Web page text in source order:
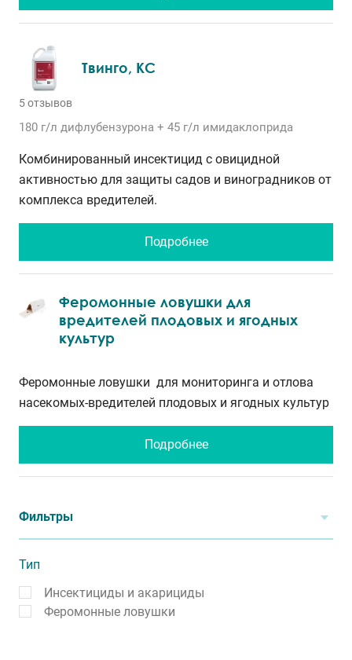
Твинго, КС
5 отзывов
180 г/л дифлубензурона + 45 г/л имидаклоприда
Комбинированный инсектицид с овицидной
активностью для защиты садов и виноградников от
комплекса вредителей.
Подробнее
Феромонные ловушки для
вредителей плодовых и ягодных
культур
Феромонные ловушки для мониторинга и отлова
насекомых-вредителей плодовых и ягодных культур
Подробнее
Фильтры
Тип
Инсектициды и акарициды
Феромонные ловушки